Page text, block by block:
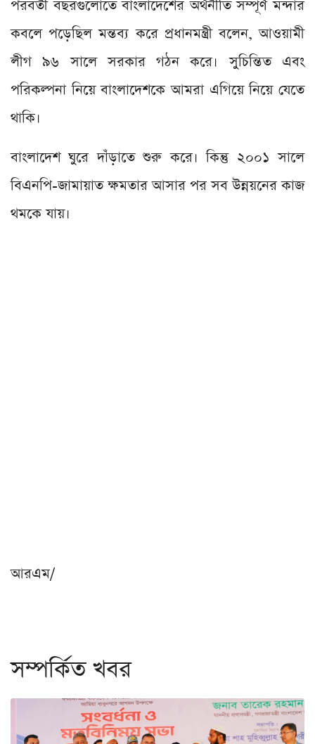
পরবর্তী বছরগুলোতে বাংলাদেশের অর্থনীতি সম্পূর্ণ মন্দার
কবলে পড়েছিল মন্তব্য করে প্রধানমন্ত্রী বলেন, আওয়ামী
লীগ ৯৬ সালে সরকার গঠন করে। সুচিন্তিত এবং
পরিকল্পনা নিয়ে বাংলাদেশকে আমরা এগিয়ে নিয়ে যেতে
থাকি।
বাংলাদেশ ঘুরে দাঁড়াতে শুরু করে। কিন্তু ২০০১ সালে
বিএনপি-জামায়াত ক্ষমতার আসার পর সব উন্নয়নের কাজ
থমকে যায়।
আরএম/
সম্পর্কিত খবর